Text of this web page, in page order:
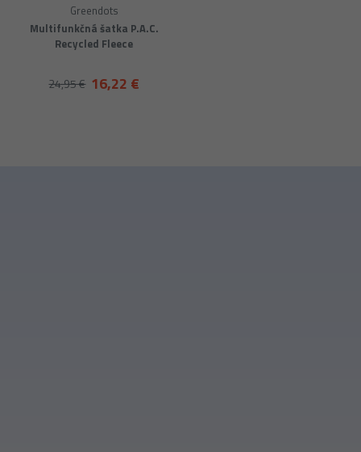
Multifunkčná šatka P.A.C.
Recycled Fleece
Greendots
16,22 €
24,95 €